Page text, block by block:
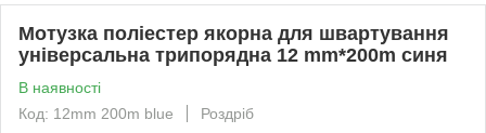
Мотузка поліестер якорна для швартування
універсальна трипорядна 12 mm*200m синя
В наявності
Код: 12mm 200m blue
Роздріб